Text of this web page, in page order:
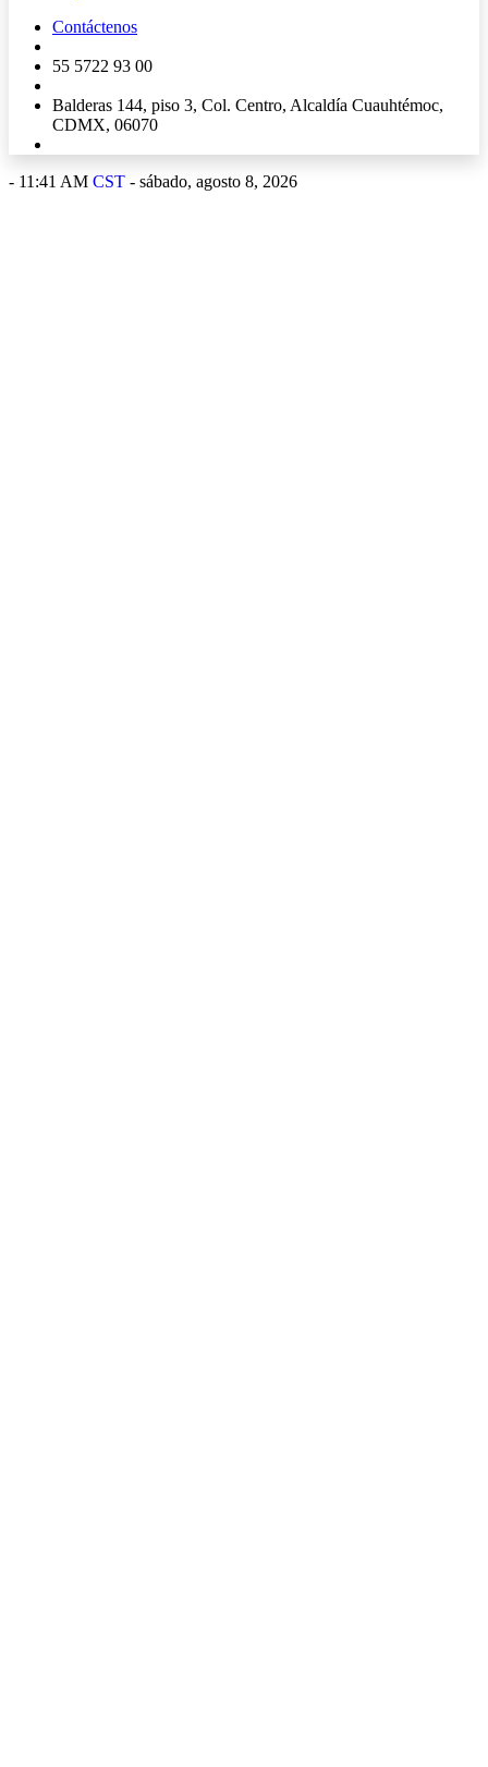
Contáctenos
55 5722 93 00
Balderas 144, piso 3, Col. Centro, Alcaldía Cuauhtémoc,
CDMX, 06070
- 11:41 AM CST - sábado, agosto 8, 2026